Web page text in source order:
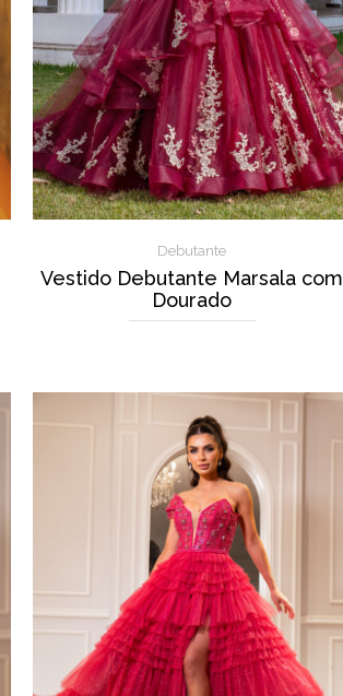
Debutante
Vestido Debutante Marsala com
Dourado